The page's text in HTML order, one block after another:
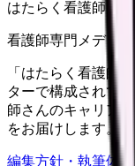
はたらく看護師さん
看護師専門メディア
「はたらく看護師
ターで構成されて
師さんのキャリア
をお届けします。
編集方針・執筆体